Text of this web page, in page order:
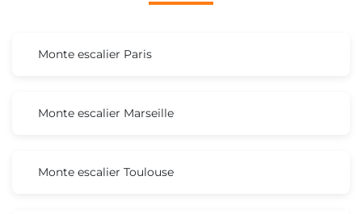
Monte escalier Paris
Monte escalier Marseille
Monte escalier Toulouse